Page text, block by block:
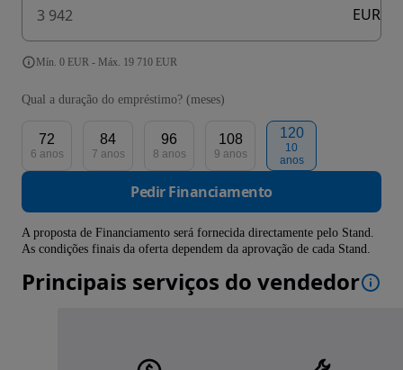
EUR
Mín. 0 EUR - Máx. 19 710 EUR
Qual a duração do empréstimo? (meses)
72
6 anos
84
7 anos
96
8 anos
108
9 anos
120
10
anos
Pedir Financiamento
A proposta de Financiamento será fornecida directamente pelo Stand.
As condições finais da oferta dependem da aprovação de cada Stand.
Principais serviços do vendedor